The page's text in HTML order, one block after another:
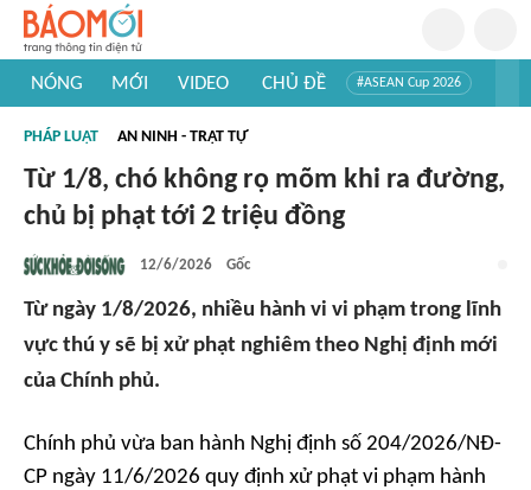
NÓNG MỚI VIDEO CHỦ ĐỀ #ASEAN Cup 2026
#Khám phá thế giới
PHÁP LUẬT AN NINH - TRẬT TỰ
Từ 1/8, chó không rọ mõm khi ra đường,
chủ bị phạt tới 2 triệu đồng
12/6/2026 Gốc
Từ ngày 1/8/2026, nhiều hành vi vi phạm trong lĩnh
vực thú y sẽ bị xử phạt nghiêm theo Nghị định mới
của Chính phủ.
Chính phủ vừa ban hành Nghị định số 204/2026/NĐ-
CP ngày 11/6/2026 quy định xử phạt vi phạm hành